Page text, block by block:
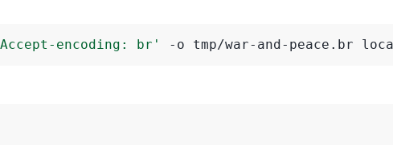
encoding: br' -o tmp/war-and-peace.br